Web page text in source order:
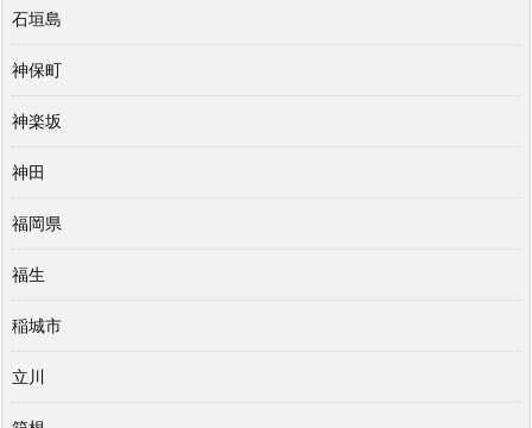
石垣島
神保町
神楽坂
神田
福岡県
福生
稲城市
立川